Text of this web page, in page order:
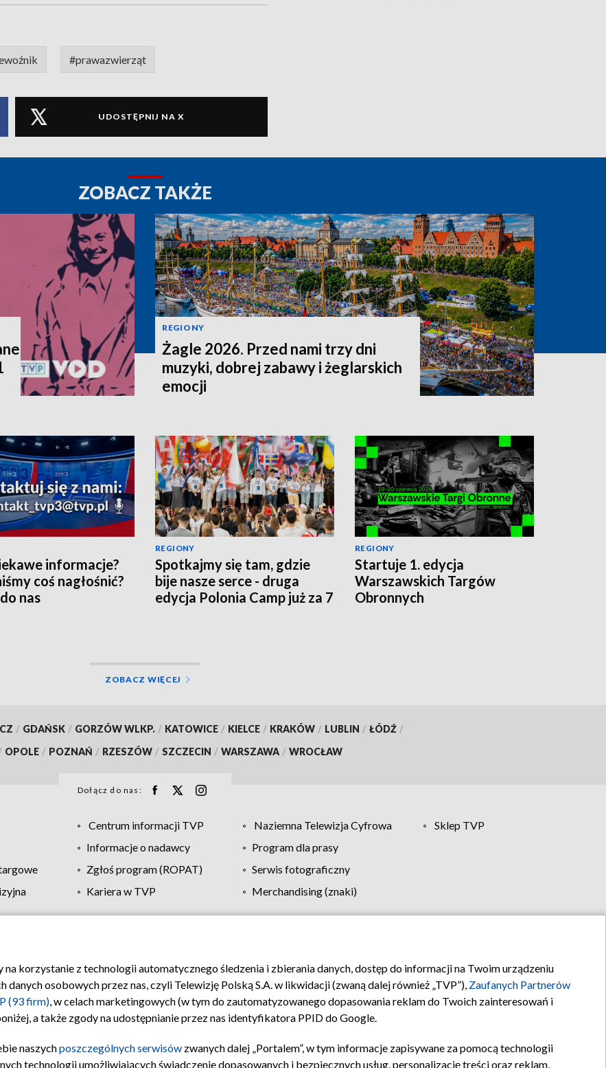
#prawazwierząt
UDOSTĘPNIJ NA X
ZOBACZ TAKŻE
REGIONY
Żagle 2026. Przed nami trzy dni
muzyki, dobrej zabawy i żeglarskich
emocji
informacje?
coś nagłośnić?
nas
REGIONY
Spotkajmy się tam, gdzie
bije nasze serce - druga
edycja Polonia Camp już za 7
REGIONY
Startuje 1. edycja
Warszawskich Targów
Obronnych
ZOBACZ WIĘCEJ
/ GDAŃSK / GORZÓW WLKP. / KATOWICE / KIELCE / KRAKÓW / LUBLIN / ŁÓDŹ /
OPOLE / POZNAŃ / RZESZÓW / SZCZECIN / WARSZAWA / WROCŁAW
Dołącz do nas:
Centrum informacji TVP Naziemna Telewizja Cyfrowa
Sklep TVP
Informacje o nadawcy
Program dla prasy
Zgłoś program (ROPAT)
Serwis fotograficzny
Kariera w TVP
Merchandising (znaki)
prywatności Moje zgody Pomoc Biuro reklamy Kontakt
korzystanie z technologii automatycznego śledzenia i zbierania danych, dostęp do informacji na Twoim urządzeniu
osobowych przez nas, czyli Telewizję Polską S.A. w likwidacji (zwaną dalej również „TVP”), Zaufanych Partnerów
(93 firm), w celach marketingowych (w tym do zautomatyzowanego dopasowania reklam do Twoich zainteresowań i
a także zgody na udostępnianie przez nas identyfikatora PPID do Google.
naszychposzczególnych serwisów zwanych dalej „Portalem”, w tym informacje zapisywane za pomocą technologii
technologii umożliwiających świadczenie dopasowanych i bezpiecznych usług, personalizację treści oraz reklam,